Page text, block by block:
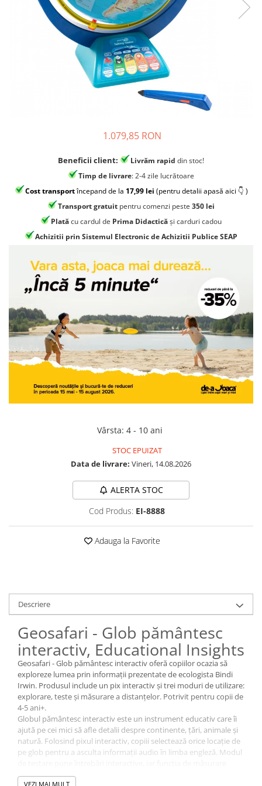
Jocuri experimente stiintifice
Casute copii
Jocuri inteligenta si memorie
Jucarii si jocuri Montessori
Jocuri de relaxare
Papusi Barbie
Ceasuri copii
Jocuri de cooperare
Jocuri geografie
Jocuri invatat limba engleza
Jocuri si jucarii educative
Jocuri STEAM
Jucarii interactive
Jucării ȋndemânare
Carti metoda Montessori
Carti si culegeri cu exercitii
Cărți educative pentru copii
1.079,85 RON
Beneficii client: Livrăm rapid din stoc!
Timp de livrare: 2-4 zile lucrătoare
Cost transportîncepand de la 17,99 lei (pentru detalii apasă aici 👇 )
Transport gratuit pentru comenzi peste 350 lei
Platăcu cardul de Prima Didacticăși carduri cadou
Achizitii prin Sistemul Electronic de Achizitii Publice SEAP
Vârsta: 4 - 10 ani
STOC EPUIZAT
Data de livrare: Vineri, 14.08.2026
ALERTA STOC
Cod Produs: EI-8888
Adauga la Favorite
Descriere
Geosafari - Glob pământesc
interactiv, Educational Insights
Geosafari - Glob pământesc interactiv oferă copiilor ocazia să
exploreze lumea prin informații prezentate de ecologista Bindi
Irwin. Produsul include un pix interactiv și trei moduri de utilizare:
explorare, teste și măsurare a distanțelor. Potrivit pentru copii de
4-5 ani+.
Globul pământesc interactiv este un instrument educativ care îi
ajută pe cei mici să afle detalii despre continente, țări, animale și
natură. Folosind pixul interactiv, copiii selectează orice locație de
pe glob pentru a asculta informații audio în limba engleză. Modul
calculează distanța dintre două puncte alese.
VEZI MAI MULT